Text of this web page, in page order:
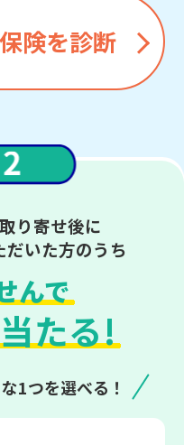
険を診断
り寄せ後に
いた方のうち
んで
当たる!
1つを選べる！